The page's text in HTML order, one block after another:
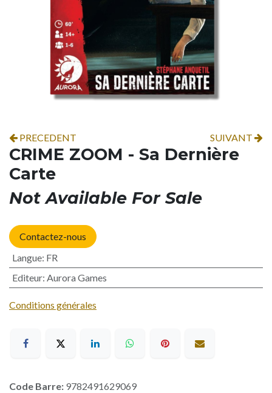
PRECEDENT SUIVANT
CRIME ZOOM - Sa Dernière
Carte
Not Available For Sale
Contactez-nous
Langue: FR
Editeur: Aurora Games
Conditions générales
Code Barre: 9782491629069